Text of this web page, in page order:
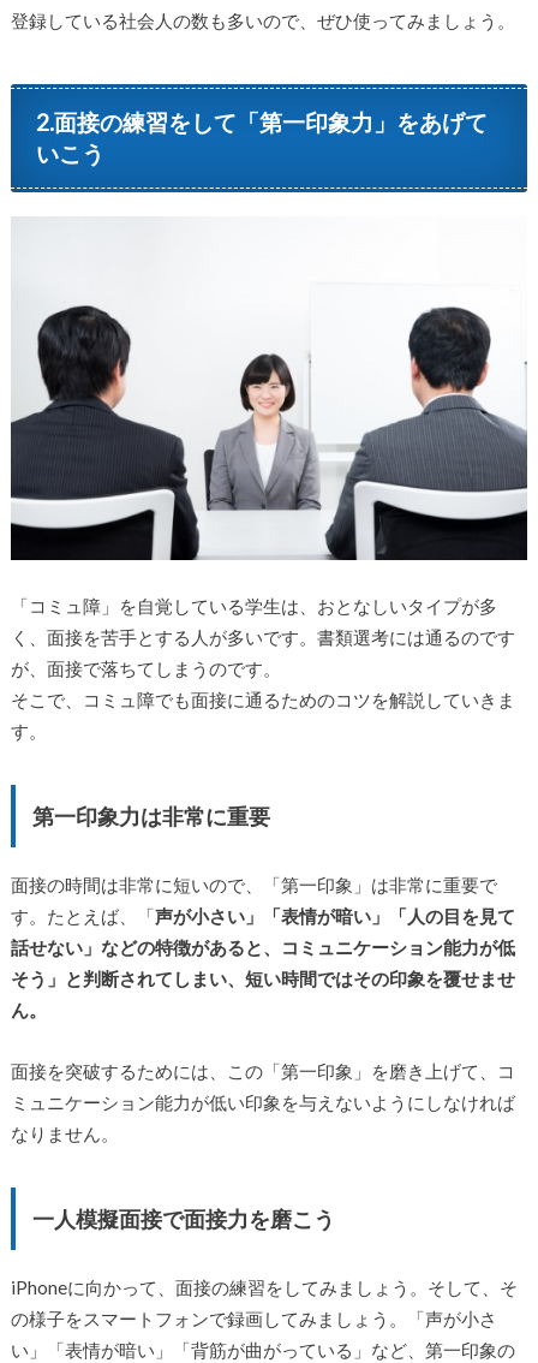
登録している社会人の数も多いので、ぜひ使ってみましょう。
2.面接の練習をして「第一印象力」をあげて
いこう
「コミュ障」を自覚している学生は、おとなしいタイプが多
く、面接を苦手とする人が多いです。書類選考には通るのです
が、面接で落ちてしまうのです。
そこで、コミュ障でも面接に通るためのコツを解説していきま
す。
第一印象力は非常に重要
面接の時間は非常に短いので、「第一印象」は非常に重要で
す。たとえば、「声が小さい」「表情が暗い」「人の目を見て
話せない」などの特徴があると、コミュニケーション能力が低
そう」と判断されてしまい、短い時間ではその印象を覆せませ
ん。
面接を突破するためには、この「第一印象」を磨き上げて、コ
ミュニケーション能力が低い印象を与えないようにしなければ
なりません。
一人模擬面接で面接力を磨こう
iPhoneに向かって、面接の練習をしてみましょう。そして、そ
の様子をスマートフォンで録画してみましょう。「声が小さ
い」「表情が暗い」「背筋が曲がっている」など、第一印象の